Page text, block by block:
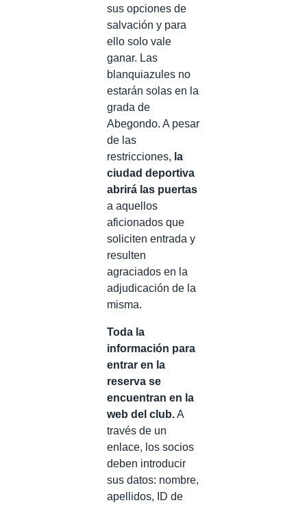
sus opciones de
salvación y para
ello solo vale
ganar. Las
blanquiazules no
estarán solas en la
grada de
Abegondo. A pesar
de las
restricciones, la
ciudad deportiva
abrirá las puertas
a aquellos
aficionados que
soliciten entrada y
resulten
agraciados en la
adjudicación de la
misma.
Toda la
información para
entrar en la
reserva se
encuentran en la
web del club.A
través de un
enlace, los socios
deben introducir
sus datos: nombre,
apellidos, ID de